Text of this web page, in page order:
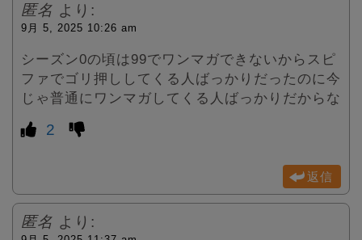
匿名 より:
9月 5, 2025 10:26 am
シーズン0の頃は99でワンマガできないからスピ
ファでゴリ押ししてくる人ばっかりだったのに今
じゃ普通にワンマガしてくる人ばっかりだからな
2
返信
匿名 より: